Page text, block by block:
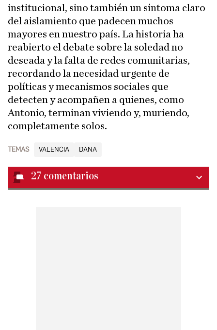
institucional, sino también un síntoma claro
del aislamiento que padecen muchos
mayores en nuestro país. La historia ha
reabierto el debate sobre la soledad no
deseada y la falta de redes comunitarias,
recordando la necesidad urgente de
políticas y mecanismos sociales que
detecten y acompañen a quienes, como
Antonio, terminan viviendo y, muriendo,
completamente solos.
TEMAS VALENCIA DANA
27 comentarios